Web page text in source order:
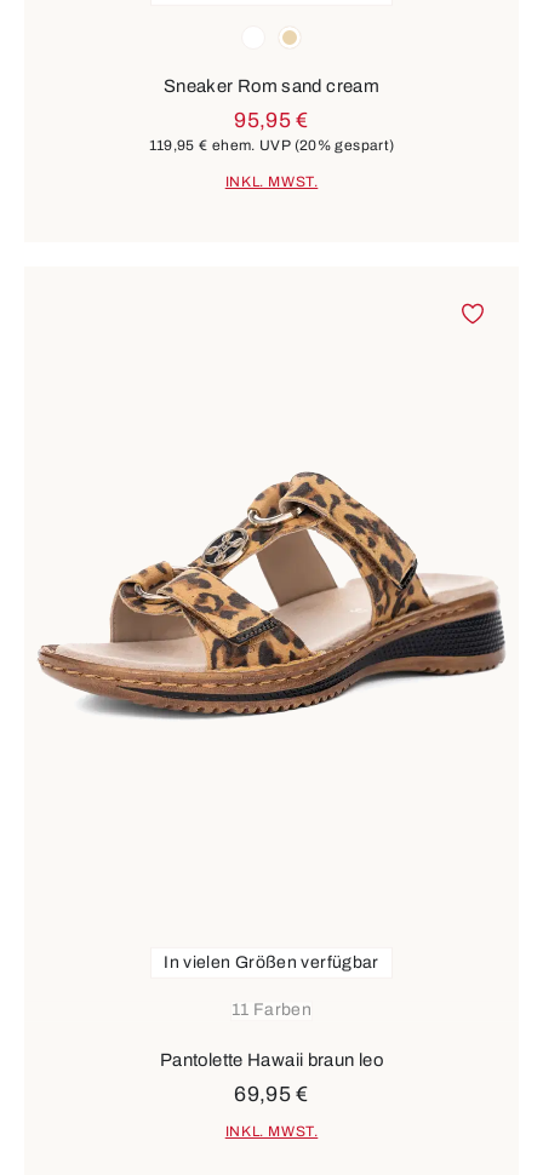
beige
Sneaker Rom sand cream
95,95 €
119,95 € ehem. UVP (20% gespart)
INKL. MWST.
11 Farben
In vielen Größen verfügbar
Pantolette Hawaii braun leo
69,95 €
INKL. MWST.